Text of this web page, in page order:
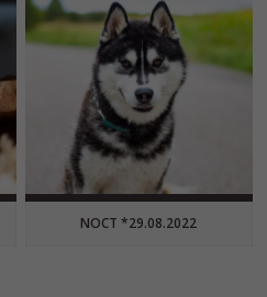
NOCT *29.08.2022